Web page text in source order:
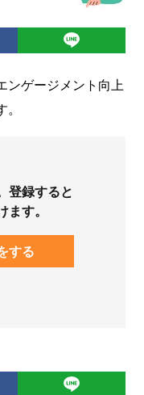
ンゲージメント向上
登録すると
す。
する